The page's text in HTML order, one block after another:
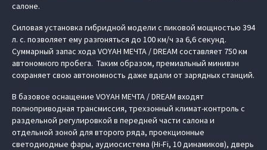
салоне.
Силовая установка гибридной модели с пиковой мощностью 394
л. с. позволяет ему разгоняться до 100 км/ч за 6,6 секунд.
Суммарный запас хода VOYAH МЕЧТА / DREAM составляет 750 км
автономного пробега. Таким образом, премиальный минивэн
сохраняет свою автономность даже вдали от зарядных станций.
В базовое оснащение VOYAH МЕЧТА / DREAM входят
полноприводная трансмиссия, трехзонный климат-контроль с
раздельной регулировкой в передней части салона и
отдельной зоной для второго ряда, проекционные
светодиодные фары, аудиосистема (Hi-Fi, 10 динамиков), дверь